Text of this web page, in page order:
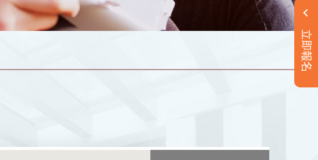
立即報名